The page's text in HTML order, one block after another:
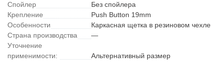
Спойлер
Без спойлера
Крепление
Push Button 19mm
Особенности
Каркасная щетка в резиновом чехле
Страна производства
—
Уточнение
применимости:
Альтернативный размер